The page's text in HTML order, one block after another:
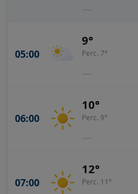
—
05:00
9°
Perc. 7°
—
06:00
10°
Perc. 9°
—
07:00
12°
Perc. 11°